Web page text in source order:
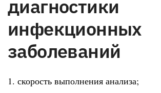
диагностики
инфекционных
заболеваний
1. скорость выполнения анализа;